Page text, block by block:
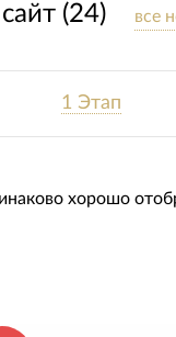
(24) все
1 Этап
хорошо